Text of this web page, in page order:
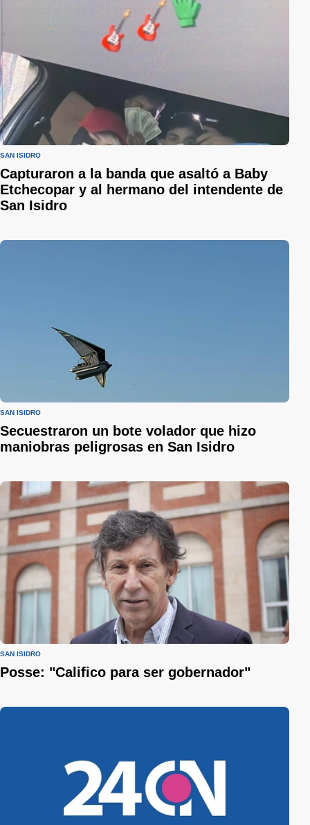
SAN ISIDRO
Capturaron a la banda que asaltó a Baby
Etchecopar y al hermano del intendente de
San Isidro
SAN ISIDRO
Secuestraron un bote volador que hizo
maniobras peligrosas en San Isidro
SAN ISIDRO
Posse: "Califico para ser gobernador"